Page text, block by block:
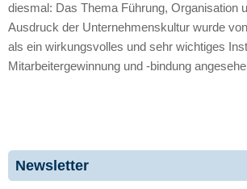
diesmal: Das Thema Führung, Organisation
Ausdruck der Unternehmenskultur wurde
als ein wirkungsvolles und sehr wichtiges
Mitarbeitergewinnung und -bindung
Newsletter